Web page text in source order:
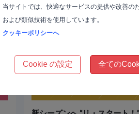
当サイトでは、快適なサービスの提供や改善の
および類似技術を使用しています。
クッキーポリシーへ
Cookie の設定 全ての